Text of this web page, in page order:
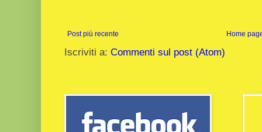
Post più recente Home
Iscriviti a: Commenti sul post (Atom)